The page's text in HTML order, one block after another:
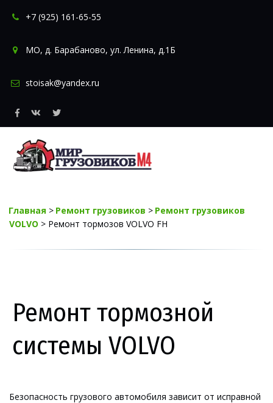
+7 (925) 161-65-55
МО, д. Барабаново, ул. Ленина, д.1Б
stoisak@yandex.ru
Главная > Ремонт грузовиков > Ремонт грузовиков
VOLVO > Ремонт тормозов VOLVO FH
Ремонт тормозной
системы VOLVO
Безопасность грузового автомобиля зависит от исправной